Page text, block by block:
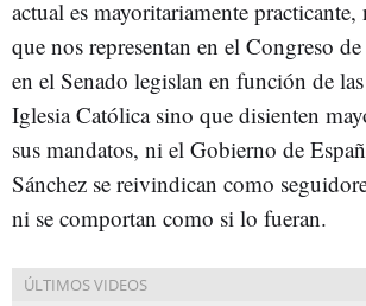
actual es mayoritariamente
que nos representan en el Congreso
en el Senado legislan en función de
Iglesia Católica sino que disienten
sus mandatos, ni el Gobierno de
Sánchez se reivindican como
ni se comportan como si lo fueran.